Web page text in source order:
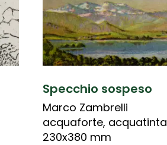
Specchio sospeso
Marco Zambrelli
acquaforte, acquatinta
230x380 mm